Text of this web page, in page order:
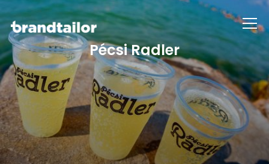
Info
Pécsi Radler